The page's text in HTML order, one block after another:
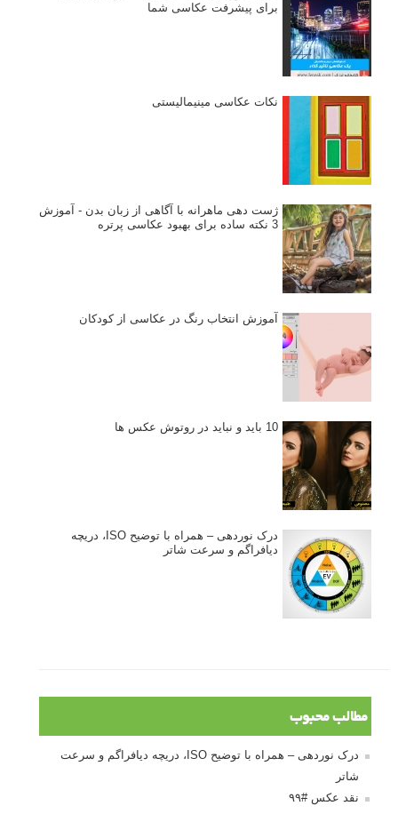
برای پیشرفت عکاسی شما
نکات عکاسی مینیمالیستی
ژست دهی ماهرانه با آگاهی از زبان بدن - آموزش
3 نکته ساده برای بهبود عکاسی پرتره
آموزش انتخاب رنگ در عکاسی از کودکان
10 باید و نباید در روتوش عکس ها
درک نوردهی – همراه با توضیح ISO، دریچه
دیافراگم و سرعت شاتر
مطالب محبوب
درک نوردهی – همراه با توضیح ISO، دریچه دیافراگم و سرعت
شاتر
نقد عکس #۹۹